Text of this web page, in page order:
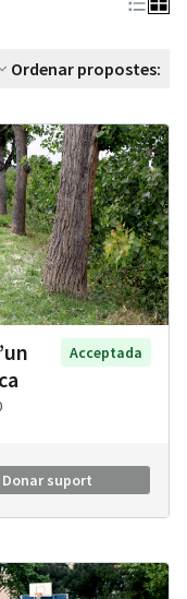
Ordenar propostes:
Acceptada
Donar suport